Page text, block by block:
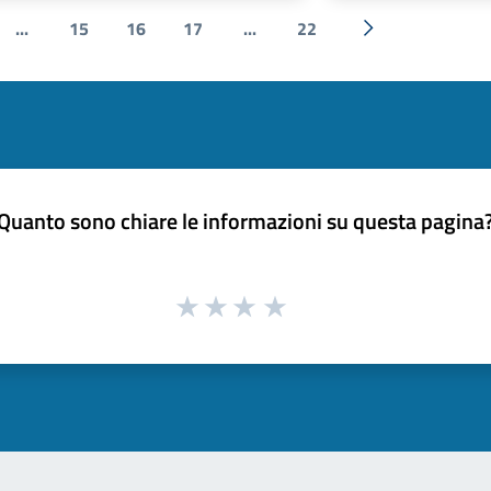
... 15 16 17 ... 22
Successiva »
sono chiare le informazioni su questa